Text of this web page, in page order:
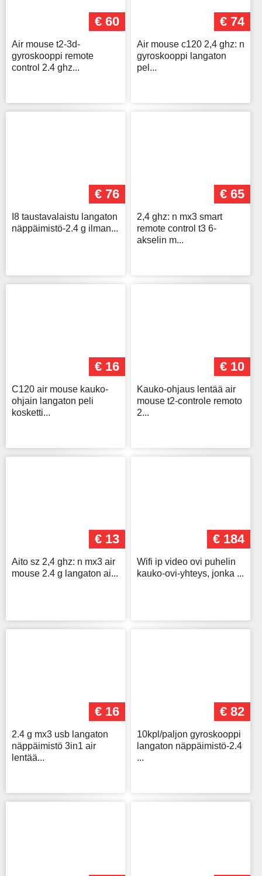
€ 60
Air mouse t2-3d-
gyroskooppi remote
control 2.4 ghz...
€ 74
Air mouse c120 2,4 ghz: n
gyroskooppi langaton
pel...
€ 76
I8 taustavalaistu langaton
näppäimistö-2.4 g ilman...
€ 65
2,4 ghz: n mx3 smart
remote control t3 6-
akselin m...
€ 16
C120 air mouse kauko-
ohjain langaton peli
kosketti...
€ 10
Kauko-ohjaus lentää air
mouse t2-controle remoto
2...
€ 13
Aito sz 2,4 ghz: n mx3 air
mouse 2.4 g langaton ai...
€ 184
Wifi ip video ovi puhelin
kauko-ovi-yhteys, jonka ...
€ 16
2.4 g mx3 usb langaton
näppäimistö 3in1 air
lentää...
€ 82
10kpl/paljon gyroskooppi
langaton näppäimistö-2.4
...